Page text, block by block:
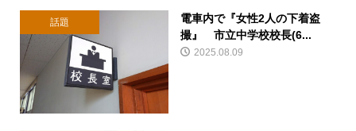
話題
電車内で『女性2人の下着盗
撮』 市立中学校校長(6...
2025.08.09